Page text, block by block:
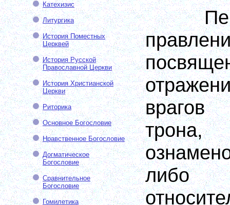
Катехизис
Литургика
История Поместных
Церквей
История Русской
Православной Церкви
История Христианской
Церкви
Риторика
Основное Богословие
Нравственное Богословие
Догматическое
Богословие
Сравнительное
Богословие
Гомилетика